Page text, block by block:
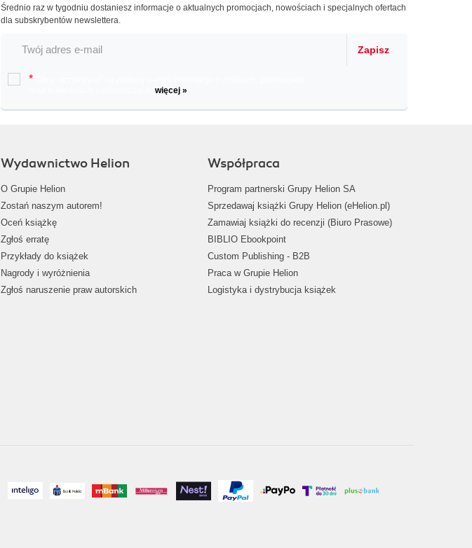
Średnio raz w tygodniu dostaniesz informacje o aktualnych promocjach, nowościach i specjalnych ofertach
dla subskrybentów newslettera.
Zapisz
*
więcej »
Wydawnictwo Helion
O Grupie Helion
Zostań naszym autorem!
Oceń książkę
Zgłoś erratę
Przykłady do książek
Nagrody i wyróżnienia
Zgłoś naruszenie praw autorskich
Współpraca
Program partnerski Grupy Helion SA
Sprzedawaj książki Grupy Helion (eHelion.pl)
Zamawiaj książki do recenzji (Biuro Prasowe)
BIBLIO Ebookpoint
Custom Publishing - B2B
Praca w Grupie Helion
Logistyka i dystrybucja książek